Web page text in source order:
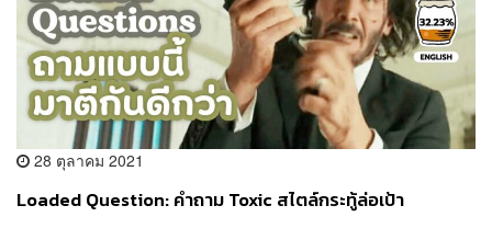
28 ตุลาคม 2021
Loaded Question: คำถาม Toxic สไตล์กระทู้ล่อเป้า